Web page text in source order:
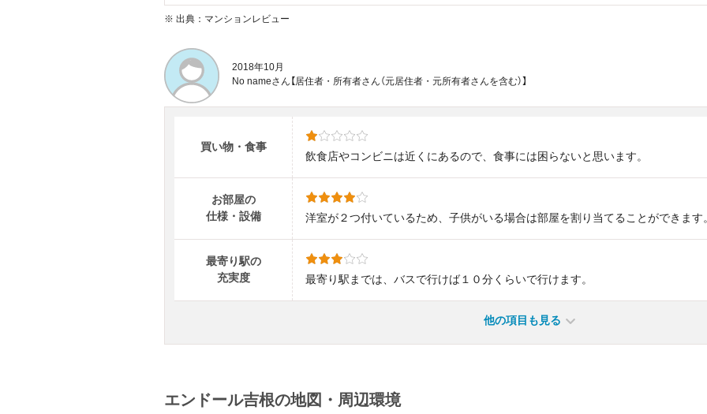
※ 出典：マンションレビュー
2018年10月
No nameさん【居住者・所有者さん（元居住者・元所有者さんを含む）】
買い物・食事
飲食店やコンビニは近くにあるので、食事には困らないと思います。
お部屋の
仕様・設備
洋室が２つ付いているため、子供がいる場合は部屋を割り当てることができます
最寄り駅の
充実度
最寄り駅までは、バスで行けば１０分くらいで行けます。
他の項目も見る
エンドール吉根の地図・周辺環境